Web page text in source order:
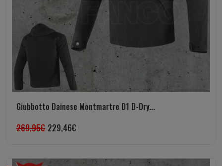
Giubbotto Dainese Montmartre D1 D-Dry...
269,95€ 229,46€